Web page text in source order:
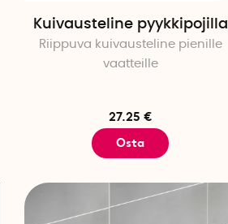
Kuivausteline pyykkipojilla
Riippuva kuivausteline pienille
vaatteille
27.25 €
Osta